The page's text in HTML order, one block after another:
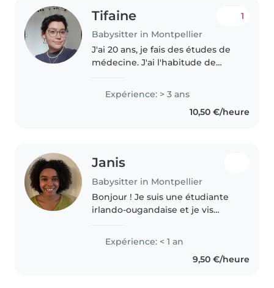
Tifaine
Babysitter in Montpellier
1
J'ai 20 ans, je fais des études de
médecine. J'ai l'habitude de
ans, mais je peux m'occuper des
plus grands également ! J'ai
commencé en gardant les..
Expérience: > 3 ans
10,50 €/heure
Janis
Babysitter in Montpellier
Bonjour ! Je suis une étudiante
irlando-ougandaise et je vis
j'apprends le français. J'ai de
l'expérience avec les enfants
dans différents contextes...
Expérience: < 1 an
9,50 €/heure